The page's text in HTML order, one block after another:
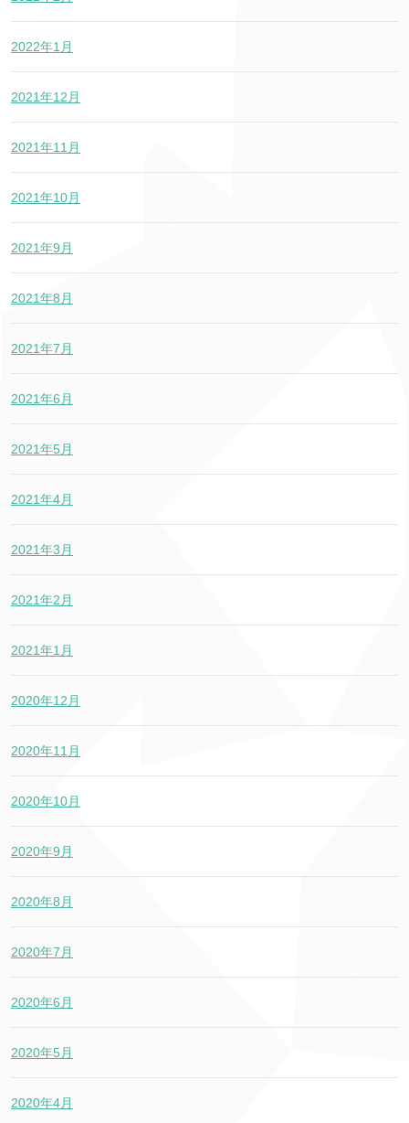
2022年1月
2021年12月
2021年11月
2021年10月
2021年9月
2021年8月
2021年7月
2021年6月
2021年5月
2021年4月
2021年3月
2021年2月
2021年1月
2020年12月
2020年11月
2020年10月
2020年9月
2020年8月
2020年7月
2020年6月
2020年5月
2020年4月